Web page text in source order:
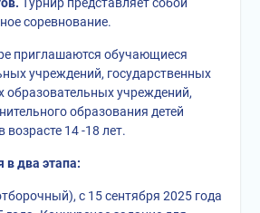
соревнование.
приглашаются обучающиеся
учреждений, государственных
образовательных учреждений,
образования детей
возрасте 14 -18 лет.
в два этапа:
с 15 сентября 2025 года